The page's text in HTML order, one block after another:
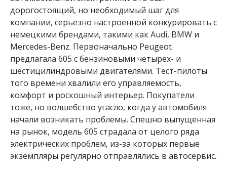
дорогостоящий, но необходимый шаг для
компании, серьезно настроенной конкурировать с
немецкими брендами, такими как Audi, BMW и
Mercedes-Benz. Первоначально Peugeot
предлагала 605 с бензиновыми четырех- и
шестицилиндровыми двигателями. Тест-пилоты
того времени хвалили его управляемость,
комфорт и роскошный интерьер. Покупатели
тоже, но волшебство угасло, когда у автомобиля
начали возникать проблемы. Спешно выпущенная
на рынок, модель 605 страдала от целого ряда
электрических проблем, из-за которых первые
экземпляры регулярно отправлялись в автосервис.